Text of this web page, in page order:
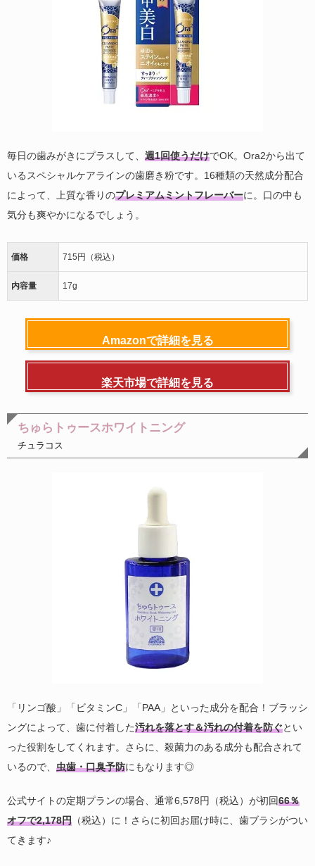
毎日の歯みがきにプラスして、 週1回使うだけでOK。Ora2から出て
いるスペシャルケアラインの歯磨き粉です。16種類の天然成分配合
によって、上質な香りのプレミアムミントフレーバーに。口の中も
気分も爽やかになるでしょう。
価格 715円（税込）
内容量 17g
Amazonで詳細を見る
楽天市場で詳細を見る
ちゅらトゥースホワイトニング
チュラコス
「リンゴ酸」「ビタミンC」「PAA」といった成分を配合！ブラッシ
ングによって、歯に付着した汚れを落とす＆汚れの付着を防ぐとい
った役割をしてくれます。さらに、殺菌力のある成分も配合されて
いるので、 虫歯・口臭予防にもなります◎
公式サイトの定期プランの場合、通常6,578円（税込）が初回66％
オフで2,178円 （税込）に！さらに初回お届け時に、歯ブラシがつい
てきます♪